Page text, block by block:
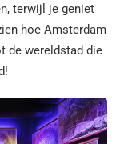
terwijl je geniet
hoe Amsterdam
de wereldstad die